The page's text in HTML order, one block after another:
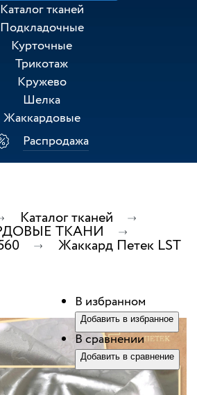
Каталог тканей
Подкладочные
Курточные
Трикотаж
Кружево
Шелка
Жаккардовые
Распродажа
Каталог тканей
ТКАНИ
Жаккард Петек LST
В избранном
Добавить в избранное
В сравнении
Добавить в сравнение